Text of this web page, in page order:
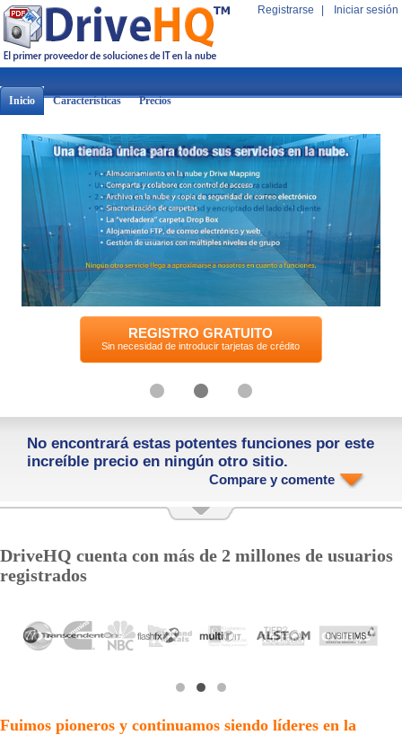
Registrarse Iniciar sesión
Inicio Características Precios
REGISTRO GRATUITO
Sin necesidad de introducir tarjetas de crédito
No encontrará estas potentes funciones por este
increíble precio en ningún otro sitio.
Compare y comente
DriveHQ cuenta con más de 2 millones de usuarios
registrados
Fuimos pioneros y continuamos siendo líderes en la